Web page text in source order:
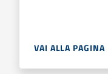
VAI ALLA PAGINA